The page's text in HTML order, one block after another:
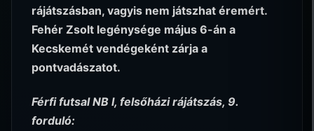
rájátszásban, vagyis nem játszhat éremért.
Fehér Zsolt legénysége május 6-án a
Kecskemét vendégeként zárja a
pontvadászatot.
Férfi futsal NB I, felsőházi rájátszás, 9.
forduló: